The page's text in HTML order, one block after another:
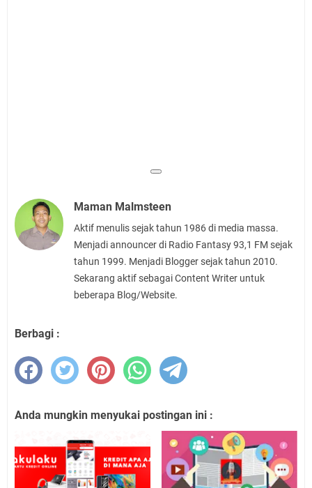
Maman Malmsteen
Aktif menulis sejak tahun 1986 di media massa.
Menjadi announcer di Radio Fantasy 93,1 FM sejak
tahun 1999. Menjadi Blogger sejak tahun 2010.
Sekarang aktif sebagai Content Writer untuk
beberapa Blog/Website.
Berbagi :
Anda mungkin menyukai postingan ini :